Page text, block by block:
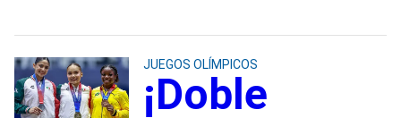
JUEGOS OLÍMPICOS
¡Doble